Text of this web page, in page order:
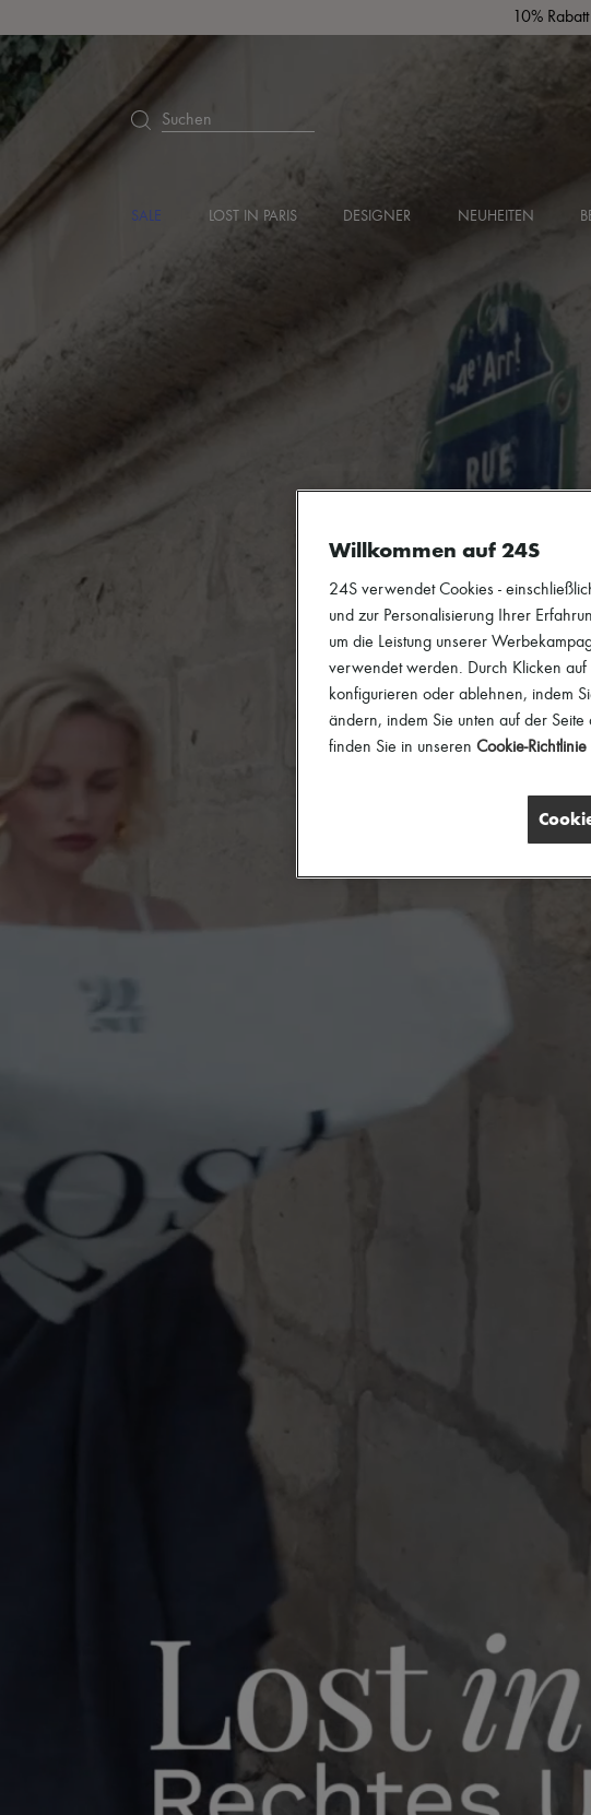
Suchen
SALE LOST IN PARIS DESIGNER NEUHEITEN
Willkommen auf 24S
24S verwendet Cookies -
und zur Personalisierung Ihrer
um die Leistung unserer
verwendet werden. Durch Klicken
konfigurieren oder ablehnen, indem
ändern, indem Sie unten auf der
finden Sie in unseren Cookie-Richtlinie